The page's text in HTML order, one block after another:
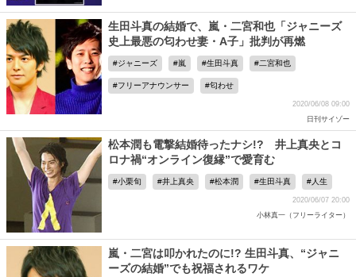
生田斗真の結婚で、嵐・二宮和也「ジャニーズ
史上最悪の匂わせ妻・A子」批判が再燃
ジャニーズ 嵐 生田斗真 二宮和也
フリーアナウンサー 匂わせ
2020/06/08 09:00
日刊サイゾー
松本潤も電撃結婚待ったナシ!? 井上真央とコ
ロナ禍“オンライン復縁”で愛育む
小栗旬 井上真央 松本潤 生田斗真 人生
2020/06/07 20:00
小林真一（フリーライター）
嵐・二宮は叩かれたのに!? 生田斗真、“ジャニ
ーズの結婚”でも祝福されるワケ